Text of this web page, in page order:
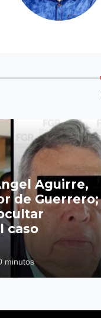
Aguirre,
de Guerrero;
caso
minutos